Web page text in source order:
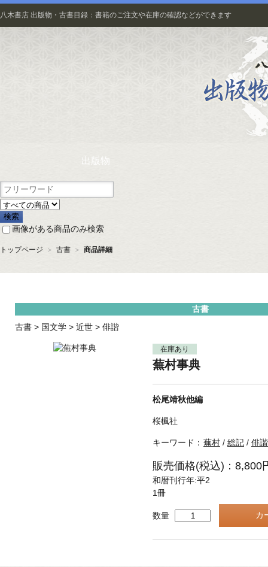
八木書店 出版物・古書目録：書籍のご注文や在庫の確認などができます
出版物
画像がある商品のみ検索
トップページ ＞ 古書 ＞ 商品詳細
古書
古書 > 国文学 > 近世 > 俳諧
在庫あり
蕪村事典
松尾靖秋他編
桜楓社
キーワード： 蕪村 / 総記 / 俳諧
販売価格(税込)：8,800
和暦刊行年:平2
1冊
数量